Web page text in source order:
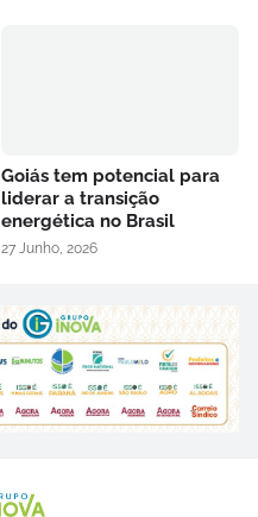
Goiás tem potencial para
liderar a transição
energética no Brasil
27 Junho, 2026